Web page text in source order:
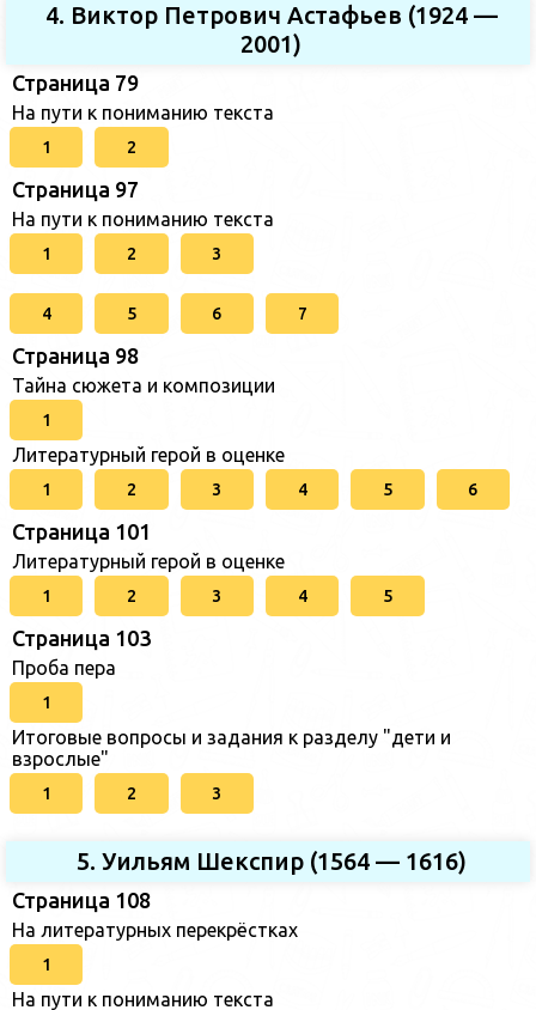
4. Виктор Петрович Астафьев (1924 —
2001)
Страница 79
На пути к пониманию текста
1 2
Страница 97
На пути к пониманию текста
1 2 3
4 5 6 7
Страница 98
Тайна сюжета и композиции
1
Литературный герой в оценке
1 2 3 4 5 6
Страница 101
Литературный герой в оценке
1 2 3 4 5
Страница 103
Проба пера
1
Итоговые вопросы и задания к разделу "дети и
взрослые"
1 2 3
5. Уильям Шекспир (1564 — 1616)
Страница 108
На литературных перекрёстках
1
На пути к пониманию текста